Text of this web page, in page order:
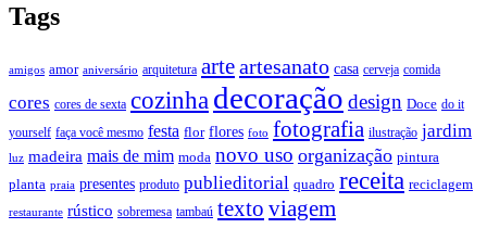
Tags
amigos amor aniversário arquitetura arteartesanato casa cerveja comida
cores cores de sexta cozinha decoração design Doce do it
yourself faça você mesmo festa flor flores foto fotografia ilustração jardim
luz madeira mais de mim moda novo uso organização pintura
planta praia presentes produto publieditorial quadro receita reciclagem
restaurante rústico sobremesa tambaú texto viagem